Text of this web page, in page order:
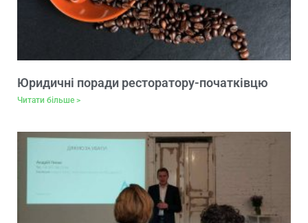
Юридичні поради ресторатору-початківцю
Читати більше >